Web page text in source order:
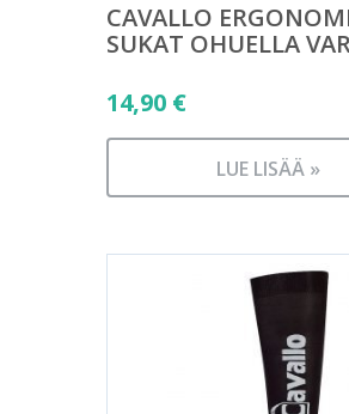
CAVALLO
SUKAT OHUELLA
14,90 €
LUE LISÄÄ »